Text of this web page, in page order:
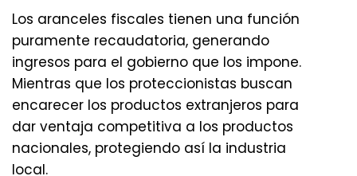
Los aranceles fiscales tienen una función
puramente recaudatoria, generando
ingresos para el gobierno que los impone.
Mientras que los proteccionistas buscan
encarecer los productos extranjeros para
dar ventaja competitiva a los productos
nacionales, protegiendo así la industria
local.